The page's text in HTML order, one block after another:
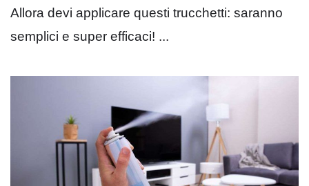
Allora devi applicare questi trucchetti: saranno
semplici e super efficaci! ...